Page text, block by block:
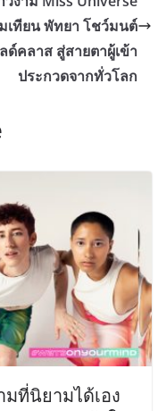
เทียน พัทยา โชว์มนต์
ด์คลาส สู่สายตาผู้เข้า
ประกวดจากทั่วโลก
ที่นิยามได้เอง